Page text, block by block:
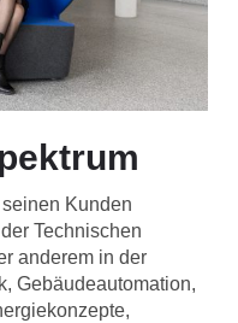
Kunden
Technischen
anderem in der
Gebäudeautomation,